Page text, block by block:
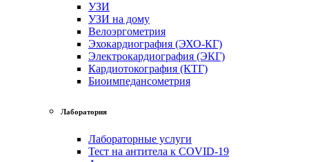
УЗИ
УЗИ на дому
Велоэргометрия
Эхокардиография (ЭХО-КГ)
Электрокардиография (ЭКГ)
Кардиотокография (КТГ)
Биоимпедансометрия
Лаборатория
Лабораторные услуги
Тест на антитела к COVID-19